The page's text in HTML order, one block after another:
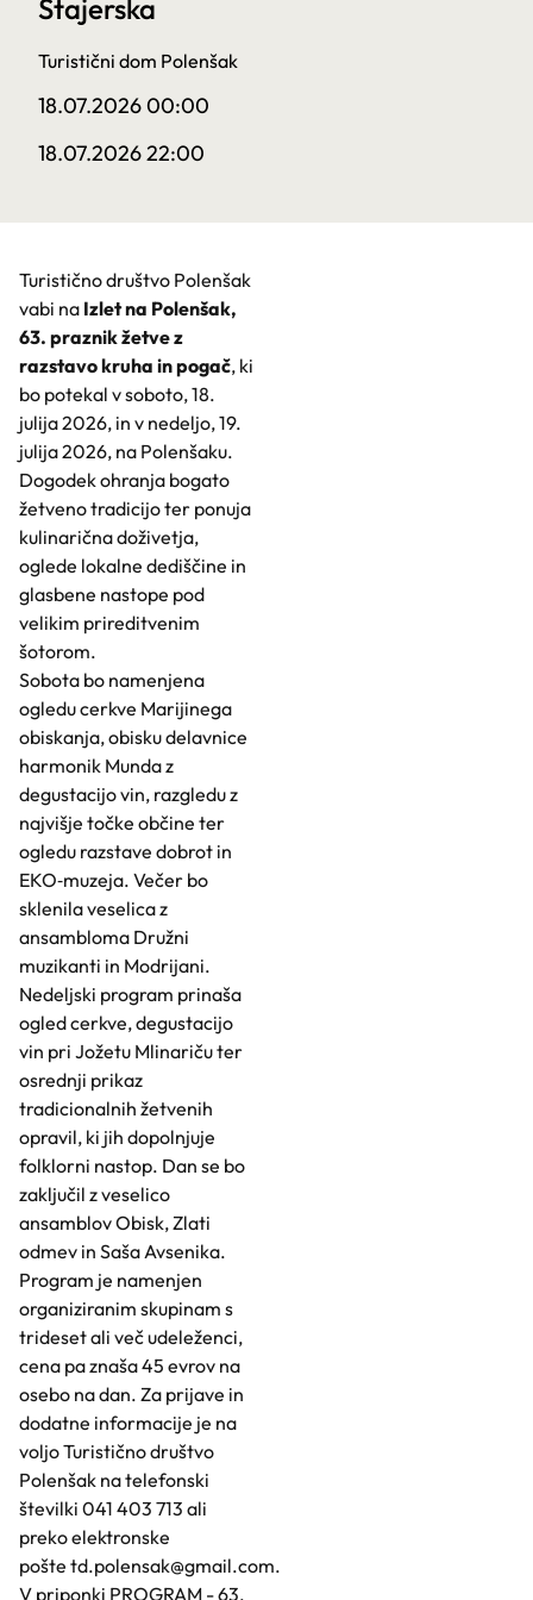
Štajerska
Turistični dom Polenšak
18.07.2026 00:00
18.07.2026 22:00
Turistično društvo Polenšak
vabi na Izlet na Polenšak,
63. praznik žetve z
razstavo kruha in pogač, ki
bo potekal v soboto, 18.
julija 2026, in v nedeljo, 19.
julija 2026, na Polenšaku.
Dogodek ohranja bogato
žetveno tradicijo ter ponuja
kulinarična doživetja,
oglede lokalne dediščine in
glasbene nastope pod
velikim prireditvenim
šotorom.
Sobota bo namenjena
ogledu cerkve Marijinega
obiskanja, obisku delavnice
harmonik Munda z
degustacijo vin, razgledu z
najvišje točke občine ter
ogledu razstave dobrot in
EKO‑muzeja. Večer bo
sklenila veselica z
ansambloma Družni
muzikanti in Modrijani.
Nedeljski program prinaša
ogled cerkve, degustacijo
vin pri Jožetu Mlinariču ter
osrednji prikaz
tradicionalnih žetvenih
opravil, ki jih dopolnjuje
folklorni nastop. Dan se bo
zaključil z veselico
ansamblov Obisk, Zlati
odmev in Saša Avsenika.
Program je namenjen
organiziranim skupinam s
trideset ali več udeleženci,
cena pa znaša 45 evrov na
osebo na dan. Za prijave in
dodatne informacije je na
voljo Turistično društvo
Polenšak na telefonski
številki 041 403 713 ali
preko elektronske
pošte td.polensak@gmail.com.
V priponki PROGRAM - 63.